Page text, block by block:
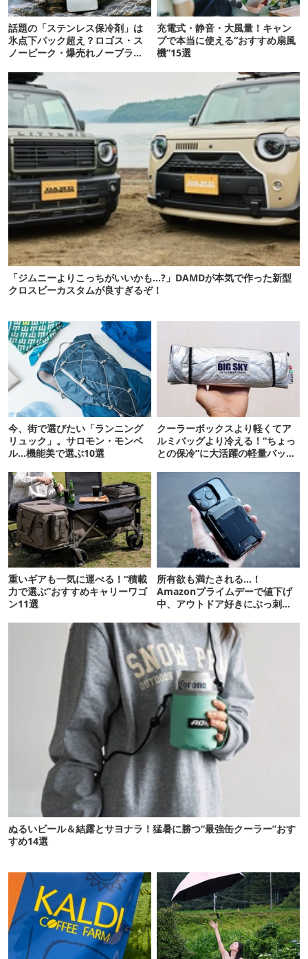
話題の「ステンレス保冷剤」は
氷点下パック超え？ロゴス・ス
ノーピーク・爆売れノーブラン
充電式・静音・大風量！キャン
プで本当に使える“おすすめ扇風
機”15選
「ジムニーよりこっちがいいかも…?」DAMDが本気で作った新型
クロスビーカスタムが良すぎるぞ！
今、街で選びたい「ランニング
リュック」。サロモン・モンベ
ル…機能美で選ぶ10選
クーラーボックスより軽くてア
ルミバッグより冷える！“ちょっ
との保冷”に大活躍の軽量バッグ
重いギアも一気に運べる！“積載
力で選ぶ”おすすめキャリーワゴ
ン11選
所有欲も満たされる…！
Amazonプライムデーで値下げ
中、アウトドア好きにぶっ刺さ
ぬるいビール＆結露とサヨナラ！猛暑に勝つ“最強缶クーラー”おす
すめ14選